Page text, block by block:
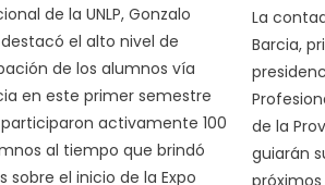
de la UNLP, Gonzalo
el alto nivel de
de los alumnos vía
en este primer semestre
activamente 100
al tiempo que brindó
sobre el inicio de la Expo
La
Barcia,
de la
guiarán